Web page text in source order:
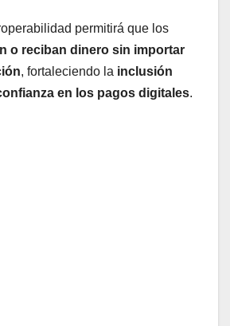
permitirá que los
o reciban dinero sin importar
, fortaleciendo la inclusión
en los pagos digitales.